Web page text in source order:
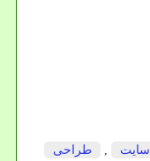
سایت , طراحی